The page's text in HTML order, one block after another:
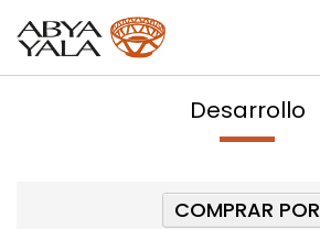
Desarrollo
COMPRAR POR